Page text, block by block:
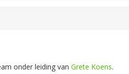
onder leiding van Grete Koens.